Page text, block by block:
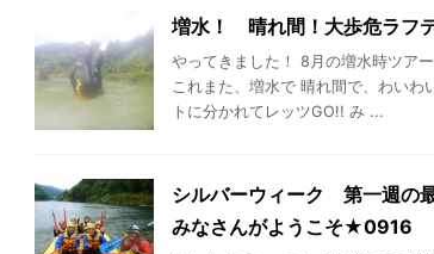
増水！ 晴れ間！大歩危ラフ
やってきました！ 8月の増水時ツア
これまた、増水で 晴れ間で、わい
トに分かれてレッツGO!! み ...
シルバーウィーク 第一週の
みなさんがようこそ★0916